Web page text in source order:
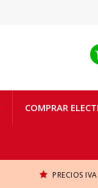
COMPRAR
PRECIOS